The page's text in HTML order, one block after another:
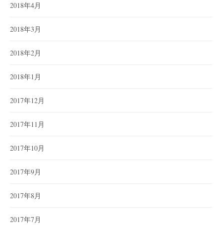
2018年4月
2018年3月
2018年2月
2018年1月
2017年12月
2017年11月
2017年10月
2017年9月
2017年8月
2017年7月